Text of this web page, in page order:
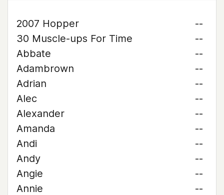
2007 Hopper
--
30 Muscle-ups For Time
--
Abbate
--
Adambrown
--
Adrian
--
Alec
--
Alexander
--
Amanda
--
Andi
--
Andy
--
Angie
--
Annie
--